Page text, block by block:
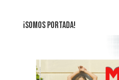
¡SOMOS PORTADA!